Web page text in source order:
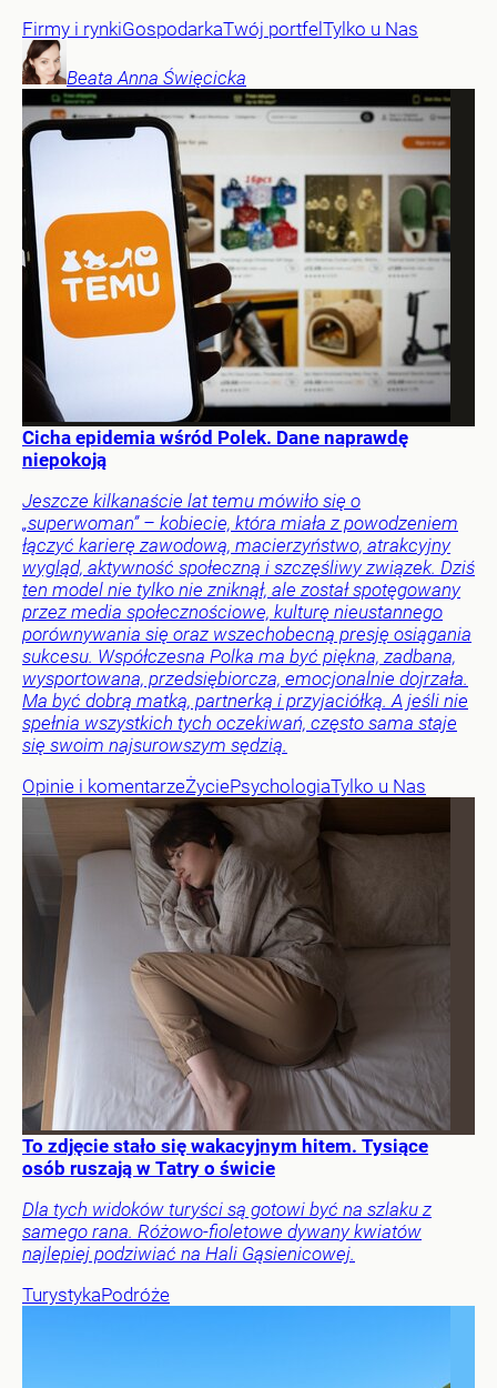
Firmy i rynkiGospodarkaTwój portfelTylko u Nas
Beata Anna Święcicka
Cicha epidemia wśród Polek. Dane naprawdę
niepokoją
Jeszcze kilkanaście lat temu mówiło się o
„superwoman” – kobiecie, która miała z powodzeniem
łączyć karierę zawodową, macierzyństwo, atrakcyjny
wygląd, aktywność społeczną i szczęśliwy związek. Dziś
ten model nie tylko nie zniknął, ale został spotęgowany
przez media społecznościowe, kulturę nieustannego
porównywania się oraz wszechobecną presję osiągania
sukcesu. Współczesna Polka ma być piękna, zadbana,
wysportowana, przedsiębiorcza, emocjonalnie dojrzała.
Ma być dobrą matką, partnerką i przyjaciółką. A jeśli nie
spełnia wszystkich tych oczekiwań, często sama staje
się swoim najsurowszym sędzią.
Opinie i komentarzeŻyciePsychologiaTylko u Nas
To zdjęcie stało się wakacyjnym hitem. Tysiące
osób ruszają w Tatry o świcie
Dla tych widoków turyści są gotowi być na szlaku z
samego rana. Różowo-fioletowe dywany kwiatów
najlepiej podziwiać na Hali Gąsienicowej.
TurystykaPodróże